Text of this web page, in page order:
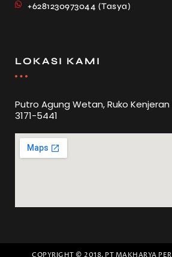
+6281230973044 (Tasya)
LOKASI KAMI
Putro Agung Wetan, Ruko Kenjeran
3171-5441
COPYRIGHT © 2018. PT MAKHARYA